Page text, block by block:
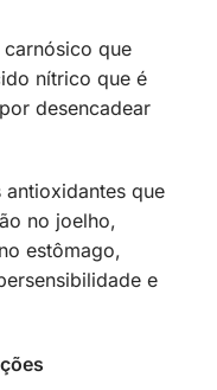
que
nítrico que é
desencadear
que
no joelho,
estômago,
e